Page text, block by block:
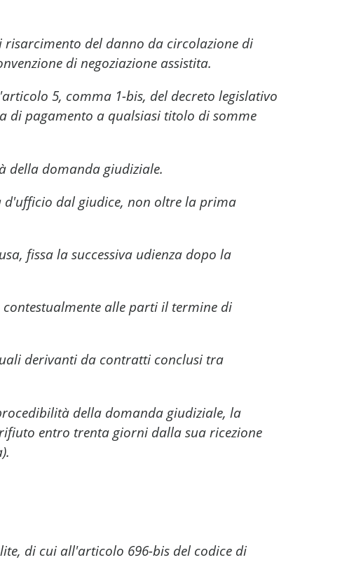
del danno da circolazione di
di negoziazione assistita.
5, comma 1-bis, del decreto legislativo
di pagamento a qualsiasi titolo di somme
della domanda giudiziale.
d'ufficio dal giudice, non oltre la prima
fissa la successiva udienza dopo la
contestualmente alle parti il termine di
derivanti da contratti conclusi tra
della domanda giudiziale, la
entro trenta giorni dalla sua ricezione
di cui all'articolo 696-bis del codice di